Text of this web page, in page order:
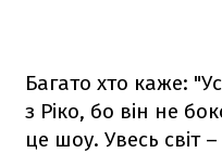
Багато хто каже:
з Ріко, бо він не
це шоу. Увесь світ